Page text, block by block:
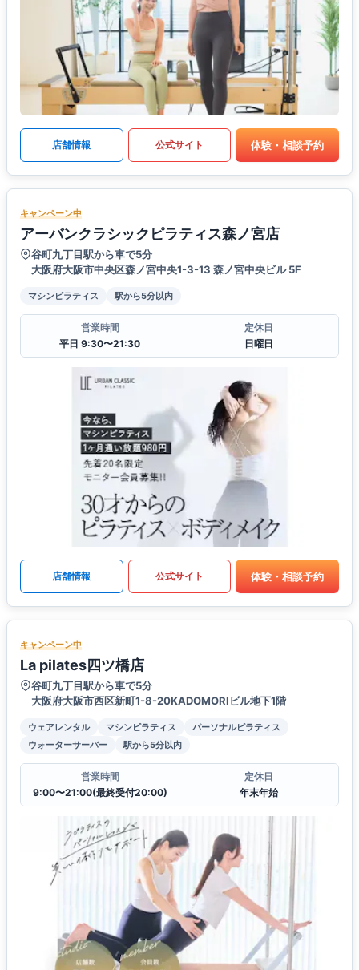
店舗情報 公式サイト 体験・相談予約
キャンペーン中
アーバンクラシックピラティス森ノ宮店
谷町九丁目駅から車で5分
大阪府大阪市中央区森ノ宮中央1-3-13 森ノ宮中央ビル 5F
マシンピラティス 駅から5分以内
営業時間
平日 9:30〜21:30
定休日
日曜日
店舗情報 公式サイト 体験・相談予約
キャンペーン中
La pilates四ツ橋店
谷町九丁目駅から車で5分
大阪府大阪市西区新町1-8-20KADOMORIビル地下1階
ウェアレンタル マシンピラティス
パーソナルピラティス
ウォーターサーバー
駅から5分以内
営業時間
9:00〜21:00(最終受付20:00)
定休日
年末年始